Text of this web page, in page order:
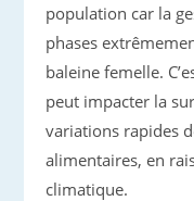
population car la
phases
baleine femelle.
peut impacter la
variations rapides
alimentaires, en
climatique.